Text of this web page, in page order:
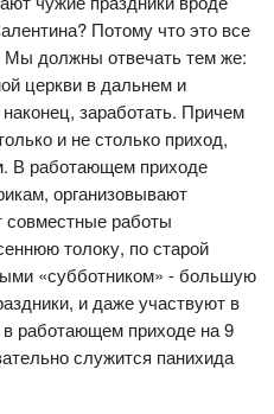
Потому что это все
Мы должны отвечать тем же:
церкви в дальнем и
заработать. Причем
и не столько приход,
В работающем приходе
организовывают
работы
толоку, по старой
«субботником» - большую
и даже участвуют в
в работающем приходе на 9
служится панихида